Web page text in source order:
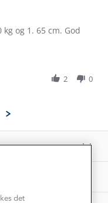
og 1. 65 cm. God
2 0
det